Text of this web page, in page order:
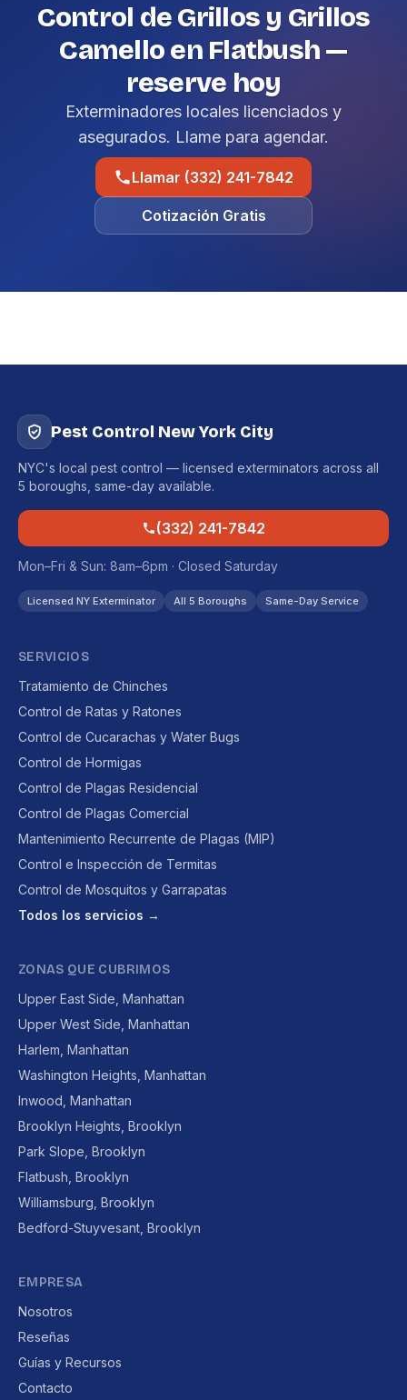
Control de Grillos y Grillos
Camello en Flatbush —
reserve hoy
Exterminadores locales licenciados y
asegurados. Llame para agendar.
Llamar (332) 241-7842
Cotización Gratis
Pest Control New York City
NYC's local pest control — licensed exterminators across all
5 boroughs, same-day available.
(332) 241-7842
Mon–Fri & Sun: 8am–6pm · Closed Saturday
Licensed NY Exterminator All 5 Boroughs Same-Day Service
SERVICIOS
Tratamiento de Chinches
Control de Ratas y Ratones
Control de Cucarachas y Water Bugs
Control de Hormigas
Control de Plagas Residencial
Control de Plagas Comercial
Mantenimiento Recurrente de Plagas (MIP)
Control e Inspección de Termitas
Control de Mosquitos y Garrapatas
Todos los servicios →
ZONAS QUE CUBRIMOS
Upper East Side, Manhattan
Upper West Side, Manhattan
Harlem, Manhattan
Washington Heights, Manhattan
Inwood, Manhattan
Brooklyn Heights, Brooklyn
Park Slope, Brooklyn
Flatbush, Brooklyn
Williamsburg, Brooklyn
Bedford-Stuyvesant, Brooklyn
EMPRESA
Nosotros
Reseñas
Guías y Recursos
Contacto